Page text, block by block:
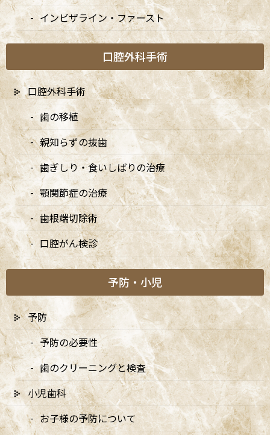
治療前
インビザライン・ファースト
口腔外科手術
口腔外科手術
歯の移植
親知らずの抜歯
歯ぎしり・食いしばりの治療
顎関節症の治療
歯根端切除術
口腔がん検診
予防・小児
予防
予防の必要性
歯のクリーニングと検査
小児歯科
お子様の予防について